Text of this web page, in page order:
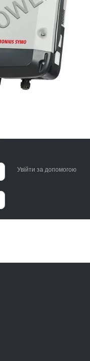
Увійти за допомогою